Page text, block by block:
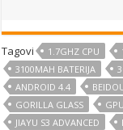
Tagovi 1.7GHZ CPU
3100MAH BATERIJA
ANDROID 4.4
GORILLA GLASS
JIAYU S3 ADVANCED